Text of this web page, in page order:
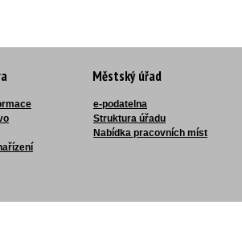
Městský úřad
e-podatelna
Struktura úřadu
Nabídka pracovních míst